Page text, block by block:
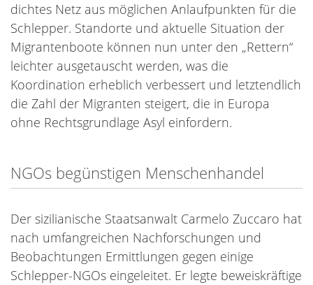
dichtes Netz aus möglichen Anlaufpunkten für die
Schlepper. Standorte und aktuelle Situation der
Migrantenboote können nun unter den „Rettern“
leichter ausgetauscht werden, was die
Koordination erheblich verbessert und letztendlich
die Zahl der Migranten steigert, die in Europa
ohne Rechtsgrundlage Asyl einfordern.
NGOs begünstigen Menschenhandel
Der sizilianische Staatsanwalt Carmelo Zuccaro hat
nach umfangreichen Nachforschungen und
Beobachtungen Ermittlungen gegen einige
Schlepper-NGOs eingeleitet. Er legte beweiskräftige